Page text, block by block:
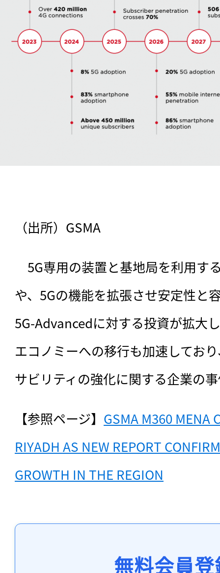
（出所）GSMA
5G専用の装置と基地局を利用す
や、5Gの機能を拡張させ安定性と
5G-Advancedに対する投資が拡大
エコノミーへの移行も加速してお
サビリティの強化に関する企業の
【参照ページ】 GSMA M360 MENA
RIYADH AS NEW REPORT
GROWTH IN THE REGION
無料会員